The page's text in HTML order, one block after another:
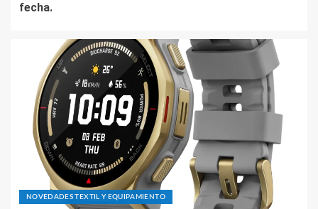
fecha.
NOVEDADES TEXTIL Y EQUIPAMIENTO